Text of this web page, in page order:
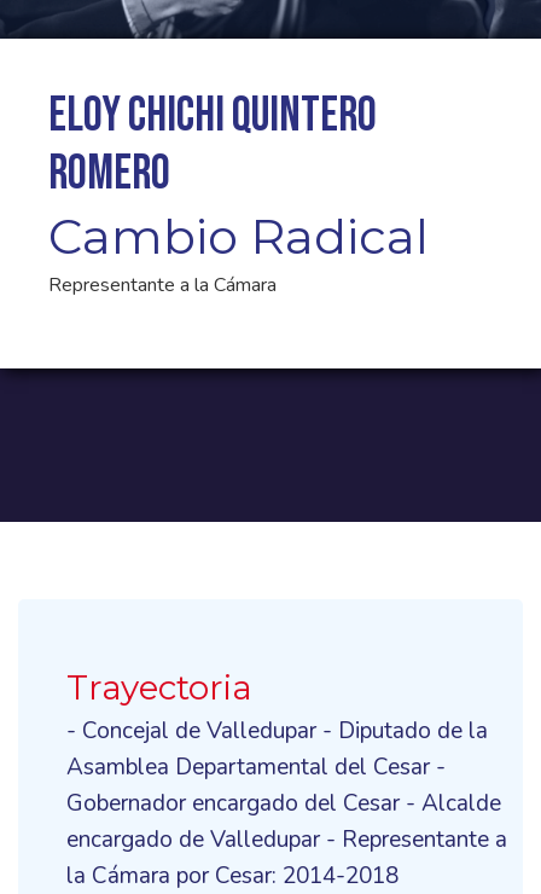
Eloy Chichi Quintero
Romero
Cambio Radical
Representante a la Cámara
Trayectoria
- Concejal de Valledupar - Diputado de la
Asamblea Departamental del Cesar -
Gobernador encargado del Cesar - Alcalde
encargado de Valledupar - Representante a
la Cámara por Cesar: 2014-2018